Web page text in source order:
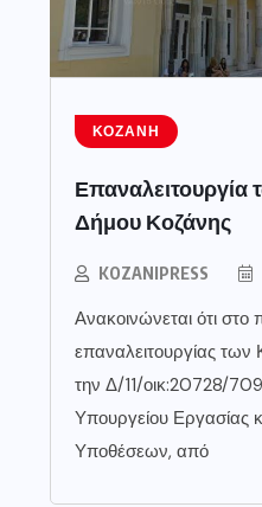
ΚΟΖΆΝΗ
Δήμου Κοζάνης
KOZANIPRESS
Ανακοινώνεται ότι στο
επαναλειτουργίας
την Δ/11/οικ:20728/
Υπουργείου Εργασίας
Υποθέσεων, από